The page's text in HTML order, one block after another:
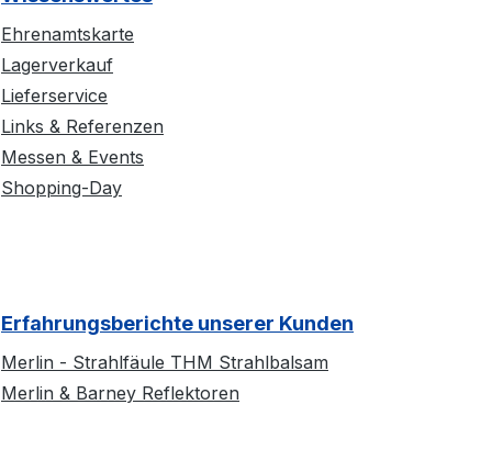
Ehrenamtskarte
Lagerverkauf
Lieferservice
Links & Referenzen
Messen & Events
Shopping-Day
Erfahrungsberichte unserer Kunden
Merlin - Strahlfäule THM Strahlbalsam
Merlin & Barney Reflektoren